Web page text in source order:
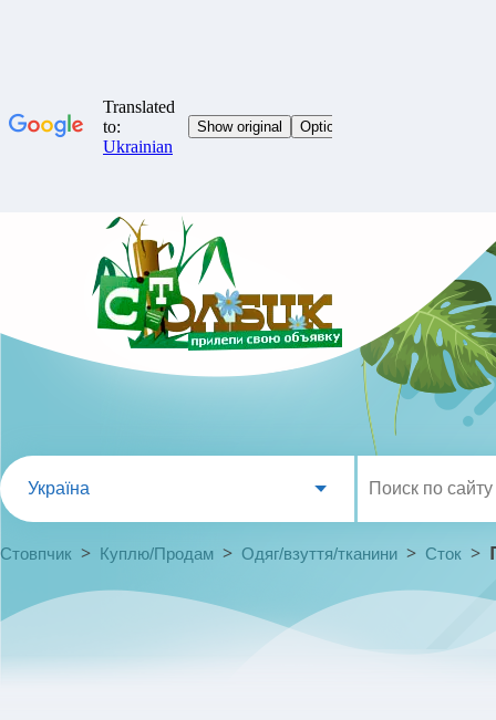
Україна
Стовпчик > Куплю/Продам > Одяг/взуття/тканини > Сток >